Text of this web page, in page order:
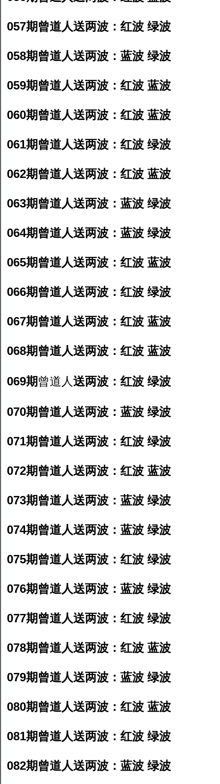
057期曾道人送两波：红波 绿波
058期曾道人送两波：蓝波 绿波
059期曾道人送两波：红波 蓝波
060期曾道人送两波：红波 蓝波
061期曾道人送两波：红波 绿波
062期曾道人送两波：红波 蓝波
063期曾道人送两波：蓝波 绿波
064期曾道人送两波：蓝波 绿波
065期曾道人送两波：红波 蓝波
066期曾道人送两波：红波 绿波
067期曾道人送两波：红波 蓝波
068期曾道人送两波：红波 蓝波
069期曾道人送两波：红波 绿波
070期曾道人送两波：蓝波 绿波
071期曾道人送两波：红波 绿波
072期曾道人送两波：红波 蓝波
073期曾道人送两波：蓝波 绿波
074期曾道人送两波：蓝波 绿波
075期曾道人送两波：红波 绿波
076期曾道人送两波：蓝波 绿波
077期曾道人送两波：红波 绿波
078期曾道人送两波：红波 蓝波
079期曾道人送两波：蓝波 绿波
080期曾道人送两波：红波 蓝波
081期曾道人送两波：红波 绿波
082期曾道人送两波：蓝波 绿波